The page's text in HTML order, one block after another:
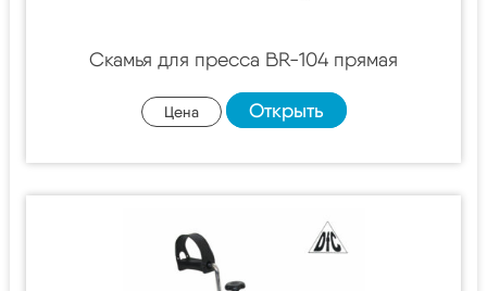
Скамья для пресса BR-104 прямая
Цена Открыть